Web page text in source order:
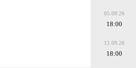
05.09.26
18:00
12.09.26
18:00